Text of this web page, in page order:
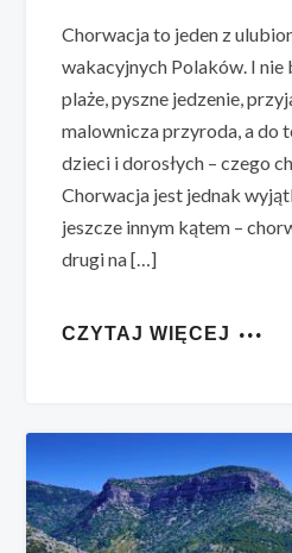
Chorwacja to jeden z
wakacyjnych Polaków. I nie
plaże, pyszne jedzenie,
malownicza przyroda, a do
dzieci i dorosłych – czego
Chorwacja jest jednak
jeszcze innym kątem –
drugi na […]
CZYTAJ WIĘCEJ